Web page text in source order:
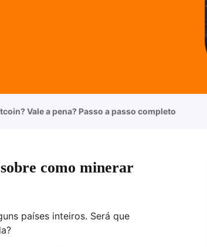
Vale a pena? Passo a passo completo
como minerar
países inteiros. Será que